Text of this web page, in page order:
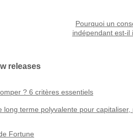
Pourquoi un
indépendant est-il
releases
? 6 critères essentiels
long terme polyvalente pour capitaliser,
Fortune